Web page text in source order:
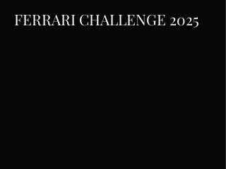
FERRARI CHALLENGE 2025